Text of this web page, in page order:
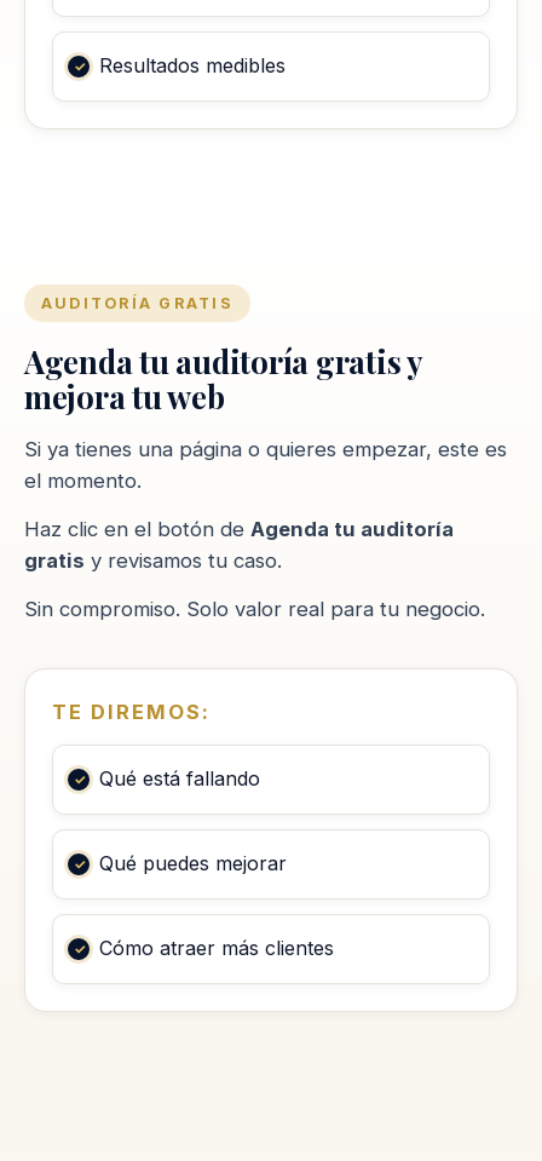
Resultados medibles
TE DIREMOS:
Qué está fallando
Qué puedes mejorar
Cómo atraer más clientes
AUDITORÍA GRATIS
Agenda tu auditoría gratis y
mejora tu web
Si ya tienes una página o quieres empezar, este es
el momento.
Haz clic en el botón de Agenda tu auditoría
gratis y revisamos tu caso.
Sin compromiso. Solo valor real para tu negocio.